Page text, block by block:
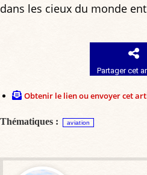
dans les cieux du monde
Partager cet
Obtenir le lien ou envoyer cet
Thématiques : aviation